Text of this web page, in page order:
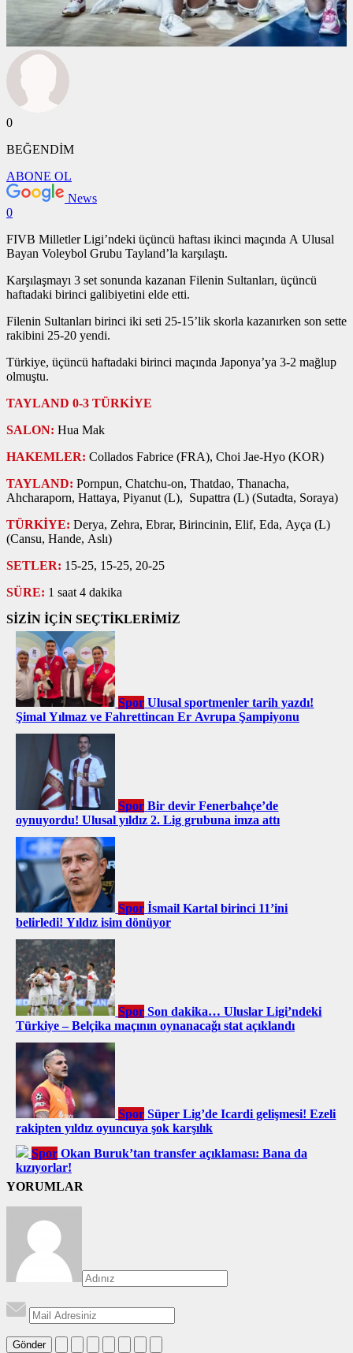
0
BEĞENDİM
ABONE OL
News
0
FIVB Milletler Ligi’ndeki üçüncü haftası ikinci maçında A Ulusal
Bayan Voleybol Grubu Tayland’la karşılaştı.
Karşılaşmayı 3 set sonunda kazanan Filenin Sultanları, üçüncü
haftadaki birinci galibiyetini elde etti.
Filenin Sultanları birinci iki seti 25-15’lik skorla kazanırken son sette
rakibini 25-20 yendi.
Türkiye, üçüncü haftadaki birinci maçında Japonya’ya 3-2 mağlup
olmuştu.
TAYLAND 0-3 TÜRKİYE
SALON: Hua Mak
HAKEMLER: Collados Fabrice (FRA), Choi Jae-Hyo (KOR)
TAYLAND: Pornpun, Chatchu-on, Thatdao, Thanacha,
Ahcharaporn, Hattaya, Piyanut (L), Supattra (L) (Sutadta, Soraya)
TÜRKİYE: Derya, Zehra, Ebrar, Birincinin, Elif, Eda, Ayça (L)
(Cansu, Hande, Aslı)
SETLER: 15-25, 15-25, 20-25
SÜRE: 1 saat 4 dakika
SİZİN İÇİN SEÇTİKLERİMİZ
Spor Ulusal sportmenler tarih yazdı!
Şimal Yılmaz ve Fahrettincan Er Avrupa Şampiyonu
Spor Bir devir Fenerbahçe’de
oynuyordu! Ulusal yıldız 2. Lig grubuna imza attı
Spor İsmail Kartal birinci 11’ini
belirledi! Yıldız isim dönüyor
Spor Son dakika… Uluslar Ligi’ndeki
Türkiye – Belçika maçının oynanacağı stat açıklandı
Spor Süper Lig’de Icardi gelişmesi! Ezeli
rakipten yıldız oyuncuya şok karşılık
Spor Okan Buruk’tan transfer açıklaması: Bana da
kızıyorlar!
YORUMLAR
Gönder